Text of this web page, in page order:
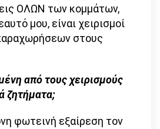
ΟΛΩΝ των κομμάτων,
μου, είναι χειρισμοί
στους
από τους χειρισμούς
ζητήματα;
φωτεινή εξαίρεση τον